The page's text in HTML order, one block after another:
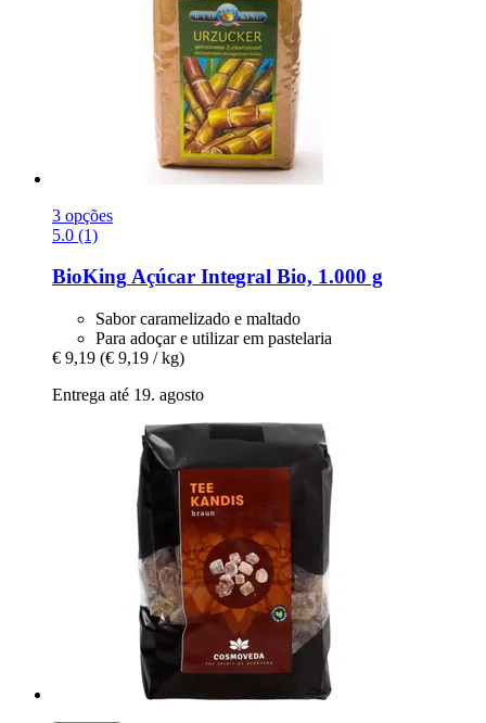
3 opções
5.0 (1)
BioKingAçúcar Integral Bio, 1.000 g
Sabor caramelizado e maltado
Para adoçar e utilizar em pastelaria
€ 9,19 (€ 9,19 / kg)
Entrega até 19. agosto